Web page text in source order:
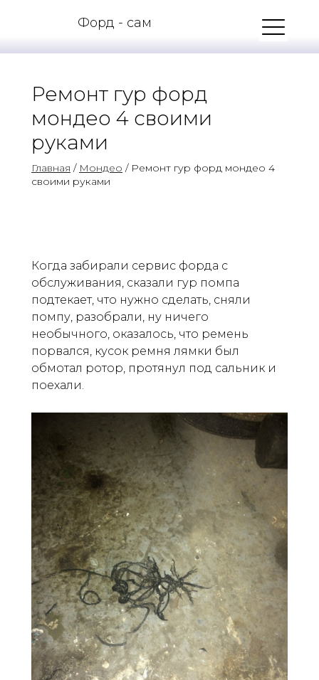
Форд - сам
Ремонт гур форд
мондео 4 своими
руками
Главная / Мондео / Ремонт гур форд мондео 4
своими руками
Когда забирали сервис форда с
обслуживания, сказали гур помпа
подтекает, что нужно сделать, сняли
помпу, разобрали, ну ничего
необычного, оказалось, что ремень
порвался, кусок ремня лямки был
обмотал ротор, протянул под сальник и
поехали.